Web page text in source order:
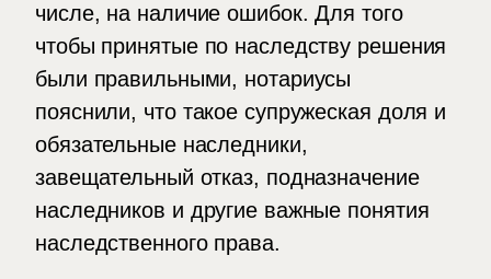
числе, на наличие ошибок. Для того
чтобы принятые по наследству решения
были правильными, нотариусы
пояснили, что такое супружеская доля и
обязательные наследники,
завещательный отказ, подназначение
наследников и другие важные понятия
наследственного права.